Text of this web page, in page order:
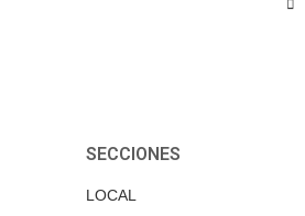
SECCIONES
LOCAL